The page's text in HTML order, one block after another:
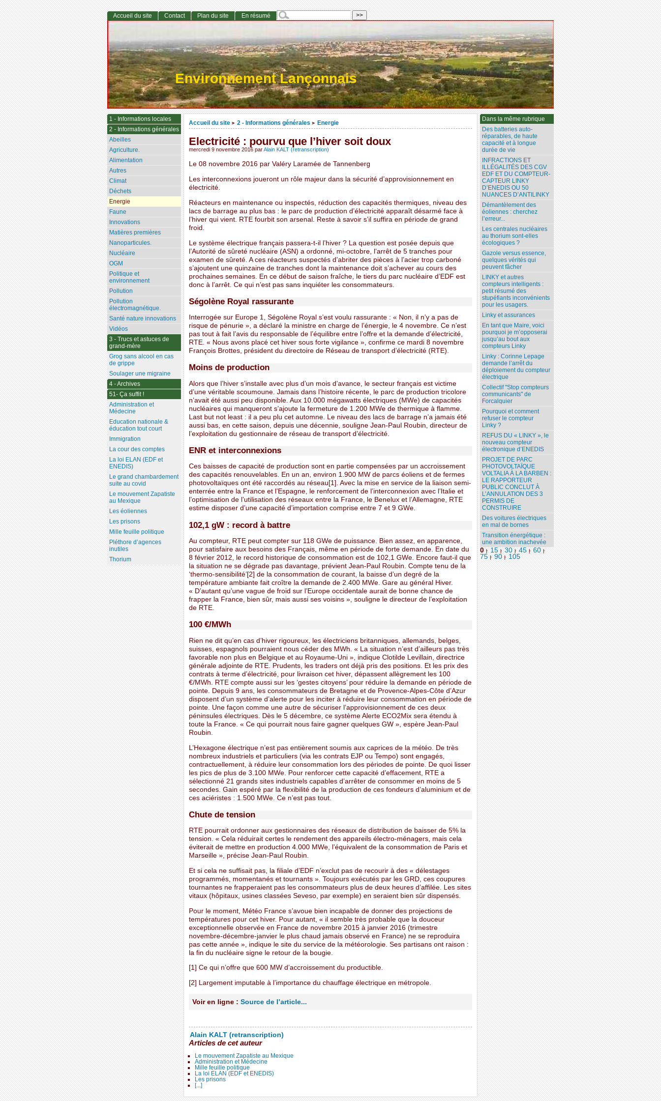
Environnement Lançonnais
Accueil du site > 2 - Informations générales > Energie
Electricité : pourvu que l’hiver soit doux
mercredi 9 novembre 2016 parAlain KALT (retranscription)
Le 08 novembre 2016 par Valéry Laramée de Tannenberg
Les interconnexions joueront un rôle majeur dans la sécurité d’approvisionnement en
électricité.
Réacteurs en maintenance ou inspectés, réduction des capacités thermiques, niveau des
lacs de barrage au plus bas : le parc de production d’électricité apparaît désarmé face à
l’hiver qui vient. RTE fourbit son arsenal. Reste à savoir s’il suffira en période de grand
froid.
Le système électrique français passera-t-il l’hiver ? La question est posée depuis que
l’Autorité de sûreté nucléaire (ASN) a ordonné, mi-octobre, l’arrêt de 5 tranches pour
examen de sûreté. A ces réacteurs suspectés d’abriter des pièces à l’acier trop carboné
s’ajoutent une quinzaine de tranches dont la maintenance doit s’achever au cours des
prochaines semaines. En ce début de saison fraîche, le tiers du parc nucléaire d’EDF est
donc à l’arrêt. Ce qui n’est pas sans inquiéter les consommateurs.
Ségolène Royal rassurante
Interrogée sur Europe 1, Ségolène Royal s’est voulu rassurante : « Non, il n’y a pas de
risque de pénurie », a déclaré la ministre en charge de l’énergie, le 4 novembre. Ce n’est
pas tout à fait l’avis du responsable de l’équilibre entre l’offre et la demande d’électricité,
RTE. « Nous avons placé cet hiver sous forte vigilance », confirme ce mardi 8 novembre
François Brottes, président du directoire de Réseau de transport d’électricité (RTE).
Moins de production
Alors que l’hiver s’installe avec plus d’un mois d’avance, le secteur français est victime
d’une véritable scoumoune. Jamais dans l’histoire récente, le parc de production tricolore
n’avait été aussi peu disponible. Aux 10.000 mégawatts électriques (MWe) de capacités
nucléaires qui manqueront s’ajoute la fermeture de 1.200 MWe de thermique à flamme.
Last but not least : il a peu plu cet automne. Le niveau des lacs de barrage n’a jamais été
aussi bas, en cette saison, depuis une décennie, souligne Jean-Paul Roubin, directeur de
l’exploitation du gestionnaire de réseau de transport d’électricité.
ENR et interconnexions
Ces baisses de capacité de production sont en partie compensées par un accroissement
des capacités renouvelables. En un an, environ 1.900 MW de parcs éoliens et de fermes
photovoltaïques ont été raccordés au réseau[1]. Avec la mise en service de la liaison semi-
enterrée entre la France et l’Espagne, le renforcement de l’interconnexion avec l’Italie et
l’optimisation de l’utilisation des réseaux entre la France, le Benelux et l’Allemagne, RTE
estime disposer d’une capacité d’importation comprise entre 7 et 9 GWe.
102,1 gW : record à battre
Au compteur, RTE peut compter sur 118 GWe de puissance. Bien assez, en apparence,
pour satisfaire aux besoins des Français, même en période de forte demande. En date du
8 février 2012, le record historique de consommation est de 102,1 GWe. Encore faut-il que
la situation ne se dégrade pas davantage, prévient Jean-Paul Roubin. Compte tenu de la
‘thermo-sensibilité’[2] de la consommation de courant, la baisse d’un degré de la
température ambiante fait croître la demande de 2.400 MWe. Gare au général Hiver.
« D’autant qu’une vague de froid sur l’Europe occidentale aurait de bonne chance de
frapper la France, bien sûr, mais aussi ses voisins », souligne le directeur de l’exploitation
de RTE.
100 €/MWh
Rien ne dit qu’en cas d’hiver rigoureux, les électriciens britanniques, allemands, belges,
suisses, espagnols pourraient nous céder des MWh. « La situation n’est d’ailleurs pas très
favorable non plus en Belgique et au Royaume-Uni », indique Clotilde Levillain, directrice
générale adjointe de RTE. Prudents, les traders ont déjà pris des positions. Et les prix des
contrats à terme d’électricité, pour livraison cet hiver, dépassent allègrement les 100
€/MWh. RTE compte aussi sur les ‘gestes citoyens’ pour réduire la demande en période de
pointe. Depuis 9 ans, les consommateurs de Bretagne et de Provence-Alpes-Côte d’Azur
disposent d’un système d’alerte pour les inciter à réduire leur consommation en période de
pointe. Une façon comme une autre de sécuriser l’approvisionnement de ces deux
péninsules électriques. Dès le 5 décembre, ce système Alerte ECO2Mix sera étendu à
toute la France. « Ce qui pourrait nous faire gagner quelques GW », espère Jean-Paul
Roubin.
L’Hexagone électrique n’est pas entièrement soumis aux caprices de la météo. De très
nombreux industriels et particuliers (via les contrats EJP ou Tempo) sont engagés,
contractuellement, à réduire leur consommation lors des périodes de pointe. De quoi lisser
les pics de plus de 3.100 MWe. Pour renforcer cette capacité d’effacement, RTE a
sélectionné 21 grands sites industriels capables d’arrêter de consommer en moins de 5
secondes. Gain espéré par la flexibilité de la production de ces fondeurs d’aluminium et de
ces aciéristes : 1.500 MWe. Ce n’est pas tout.
Chute de tension
RTE pourrait ordonner aux gestionnaires des réseaux de distribution de baisser de 5% la
tension. « Cela réduirait certes le rendement des appareils électro-ménagers, mais cela
éviterait de mettre en production 4.000 MWe, l’équivalent de la consommation de Paris et
Marseille », précise Jean-Paul Roubin.
Et si cela ne suffisait pas, la filiale d’EDF n’exclut pas de recourir à des « délestages
programmés, momentanés et tournants ». Toujours exécutés par les GRD, ces coupures
tournantes ne frapperaient pas les consommateurs plus de deux heures d’affilée. Les sites
vitaux (hôpitaux, usines classées Seveso, par exemple) en seraient bien sûr dispensés.
Pour le moment, Météo France s’avoue bien incapable de donner des projections de
températures pour cet hiver. Pour autant, « il semble très probable que la douceur
exceptionnelle observée en France de novembre 2015 à janvier 2016 (trimestre
novembre-décembre-janvier le plus chaud jamais observé en France) ne se reproduira
pas cette année », indique le site du service de la météorologie. Ses partisans ont raison :
la fin du nucléaire signe le retour de la bougie.
[1] Ce qui n’offre que 600 MW d’accroissement du productible.
[2] Largement imputable à l’importance du chauffage électrique en métropole.
Voir en ligne : Source de l’article...
Alain KALT (retranscription)
Articles de cet auteur
Le mouvement Zapatiste au Mexique
Administration et Médecine
Mille feuille politique
La loi ELAN (EDF et ENEDIS)
Les prisons
[...]
Dans la même rubrique
Des batteries auto-
réparables, de haute
capacité et à longue
durée de vie
INFRACTIONS ET
ILLÉGALITÉS DES CGV
EDF ET DU COMPTEUR-
CAPTEUR LINKY
D’ENEDIS OU 50
NUANCES D’ANTILINKY
Démantèlement des
éoliennes : cherchez
l’erreur...
Les centrales nucléaires
au thorium sont-elles
écologiques ?
Gazole versus essence,
quelques vérités qui
peuvent fâcher
LINKY et autres
compteurs intelligents :
petit résumé des
stupéfiants inconvénients
pour les usagers.
Linky et assurances
En tant que Maire, voici
pourquoi je m’opposerai
jusqu’au bout aux
compteurs Linky
Linky : Corinne Lepage
demande l’arrêt du
déploiement du compteur
électrique
Collectif "Stop compteurs
communicants" de
Forcalquier
Pourquoi et comment
refuser le compteur
Linky ?
REFUS DU « LINKY », le
nouveau compteur
électronique d’ENEDIS
PROJET DE PARC
PHOTOVOLTAÏQUE
VOLTALIA À LA BARBEN :
LE RAPPORTEUR
PUBLIC CONCLUT À
L’ANNULATION DES 3
PERMIS DE
CONSTRUIRE
Des voitures électriques
en mal de bornes
Transition énergétique :
une ambition inachevée
0 | 15 | 30 | 45 | 60 |
75 | 90 | 105
Accueil du site Contact Plan du site En résumé
1 - Informations locales
2 - Informations générales
Abeilles
Agriculture.
Alimentation
Autres
Climat
Déchets
Energie
Faune
Innovations
Matières premières
Nanoparticules.
Nucléaire
OGM
Politique et
environnement
Pollution
Pollution
électromagnétique.
Santé nature innovations
Vidéos
3 - Trucs et astuces de
grand-mère
Grog sans alcool en cas
de grippe
Soulager une migraine
4 - Archives
51- Ça suffit !
Administration et
Médecine
Education nationale &
éducation tout court
Immigration
La cour des comptes
La loi ELAN (EDF et
ENEDIS)
Le grand chambardement
suite au covid
Le mouvement Zapatiste
au Mexique
Les éoliennes
Les prisons
Mille feuille politique
Pléthore d’agences
inutiles
Thorium